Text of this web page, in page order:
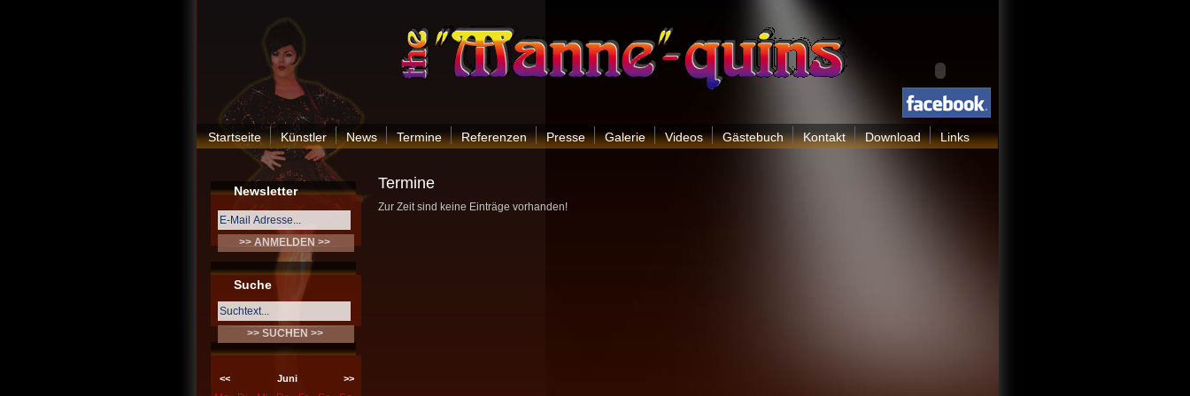
Startseite Künstler News Termine Referenzen Presse Galerie Videos Gästebuch Kontakt Download Links
Newsletter
Suche
<< Juni >>
Termine
Zur Zeit sind keine Einträge vorhanden!